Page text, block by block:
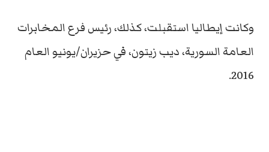
وكانت إيطاليا استقبلت، كذلك، رئيس فرع المخابرات
العامة السورية، ديب زيتون، في حزيران/يونيو العام
2016.